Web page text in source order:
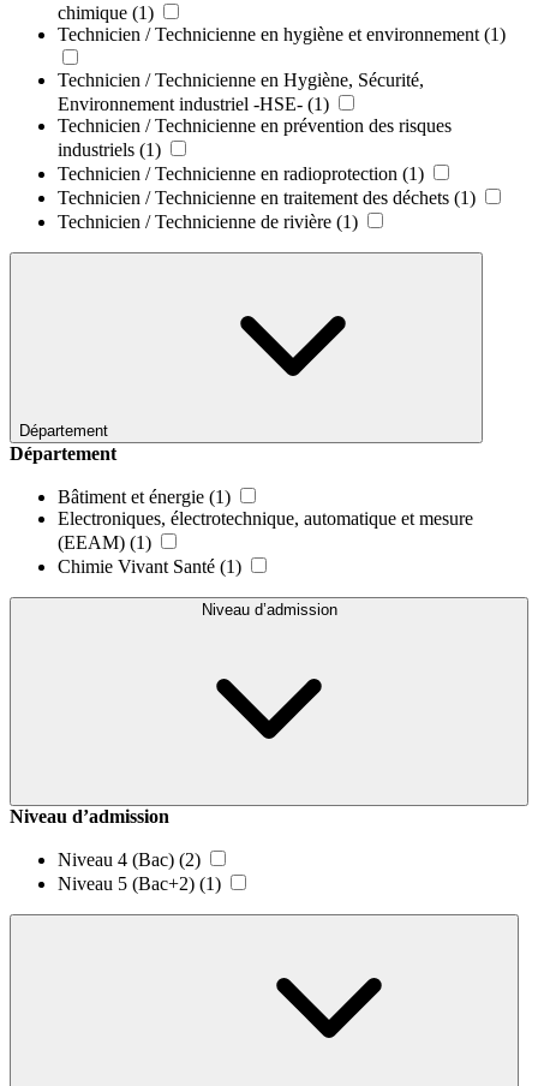
chimique (1)
Technicien / Technicienne en hygiène et environnement (1)
Technicien / Technicienne en Hygiène, Sécurité,
Environnement industriel -HSE- (1)
Technicien / Technicienne en prévention des risques
industriels (1)
Technicien / Technicienne en radioprotection (1)
Technicien / Technicienne en traitement des déchets (1)
Technicien / Technicienne de rivière (1)
Département
Département
Bâtiment et énergie (1)
Electroniques, électrotechnique, automatique et mesure
(EEAM) (1)
Chimie Vivant Santé (1)
Niveau d’admission
Niveau d’admission
Niveau 4 (Bac) (2)
Niveau 5 (Bac+2) (1)